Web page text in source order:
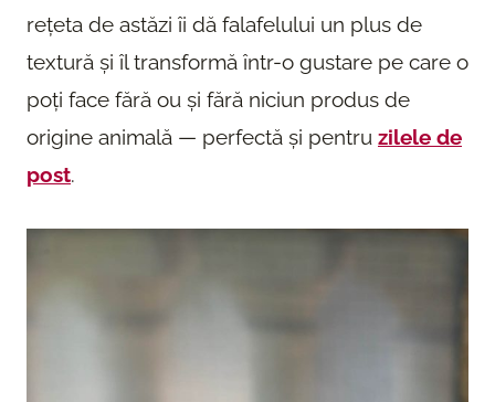
rețeta de astăzi îi dă falafelului un plus de
textură și îl transformă într-o gustare pe care o
poți face fără ou și fără niciun produs de
origine animală — perfectă și pentru zilele de
post.